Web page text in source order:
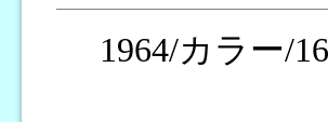
1964/カラー/